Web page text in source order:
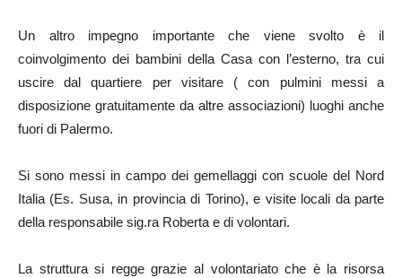
Un altro impegno importante che viene svolto è il
coinvolgimento dei bambini della Casa con l’esterno, tra cui
uscire dal quartiere per visitare ( con pulmini messi a
disposizione gratuitamente da altre associazioni) luoghi anche
fuori di Palermo.
Si sono messi in campo dei gemellaggi con scuole del Nord
Italia (Es. Susa, in provincia di Torino), e visite locali da parte
della responsabile sig.ra Roberta e di volontari.
La struttura si regge grazie al volontariato che è la risorsa